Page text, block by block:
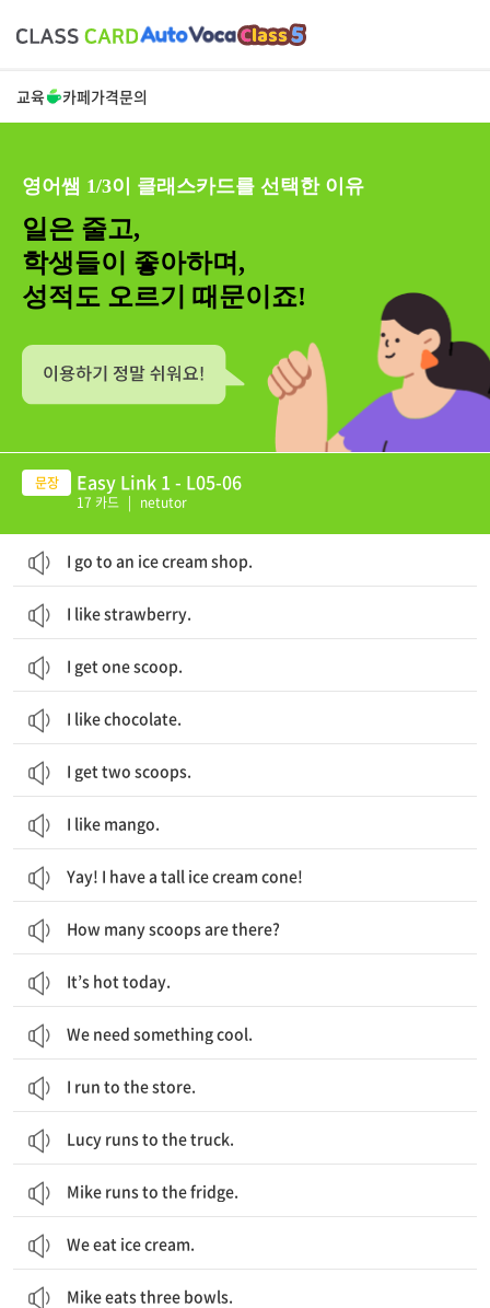
교육 카페가격문의
영어쌤 1/3이 클래스카드를 선택한 이유
일은 줄고,
학생들이 좋아하며,
성적도 오르기 때문이죠!
Easy Link 1 - L05-06
17 카드 | netutor
I go to an ice cream shop.
I like strawberry.
I get one scoop.
I like chocolate.
I get two scoops.
I like mango.
Yay! I have a tall ice cream cone!
How many scoops are there?
It’s hot today.
We need something cool.
I run to the store.
Lucy runs to the truck.
Mike runs to the fridge.
We eat ice cream.
Mike eats three bowls.